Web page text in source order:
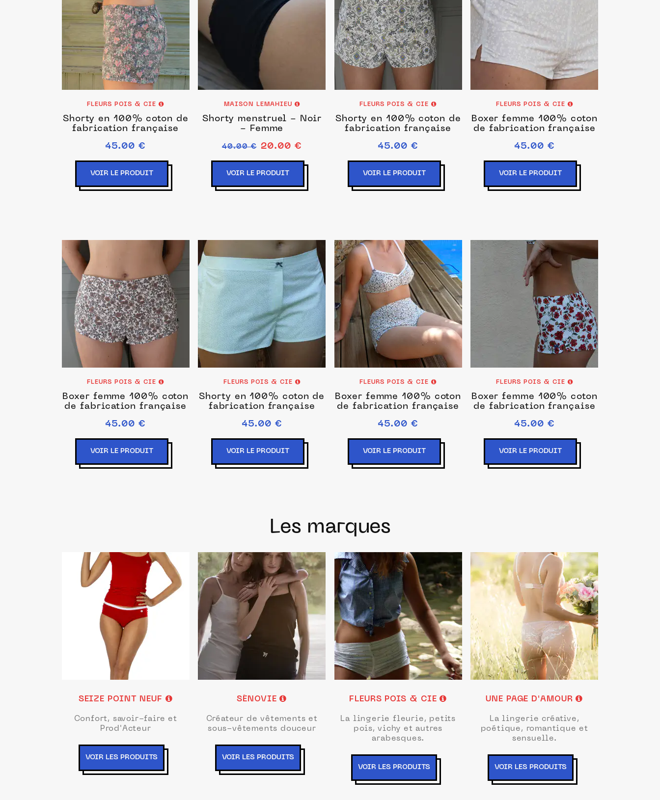
FLEURS POIS & CIE
Shorty en 100% coton de
fabrication française
45.00 €
VOIR LE PRODUIT
MAISON LEMAHIEU
Shorty menstruel - Noir
- Femme
40.00 € 20.00 €
VOIR LE PRODUIT
FLEURS POIS & CIE
Shorty en 100% coton de
fabrication française
45.00 €
VOIR LE PRODUIT
FLEURS POIS & CIE
Boxer femme 100% coton
de fabrication française
45.00 €
VOIR LE PRODUIT
FLEURS POIS & CIE
Boxer femme 100% coton
de fabrication française
45.00 €
VOIR LE PRODUIT
FLEURS POIS & CIE
Shorty en 100% coton de
fabrication française
45.00 €
VOIR LE PRODUIT
FLEURS POIS & CIE
Boxer femme 100% coton
de fabrication française
45.00 €
VOIR LE PRODUIT
FLEURS POIS & CIE
Boxer femme 100% coton
de fabrication française
45.00 €
VOIR LE PRODUIT
Les marques
SEIZE POINT NEUF
Confort, savoir-faire et
Prod'Acteur
VOIR LES PRODUITS
SÉNOVIE
Créateur de vêtements et
sous-vêtements douceur
VOIR LES PRODUITS
FLEURS POIS & CIE
La lingerie fleurie, petits
pois, vichy et autres
arabesques.
VOIR LES PRODUITS
UNE PAGE D'AMOUR
La lingerie créative,
poétique, romantique et
sensuelle.
VOIR LES PRODUITS